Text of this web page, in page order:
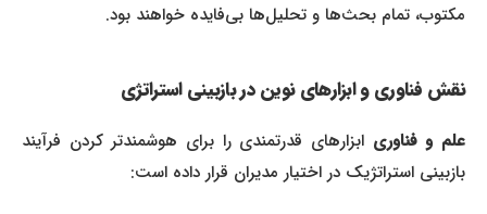
مکتوب، تمام بحث‌ها و تحلیل‌ها بی‌فایده خواهند بود.
نقش فناوری و ابزارهای نوین در بازبینی استراتژی
علم و فناوری ابزارهای قدرتمندی را برای هوشمندتر کردن فرآیند
بازبینی استراتژیک در اختیار مدیران قرار داده است: